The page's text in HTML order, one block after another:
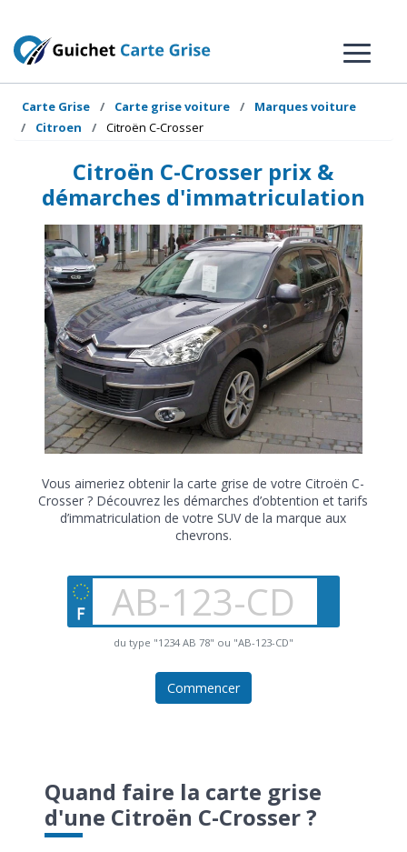
Carte Grise Carte grise voiture
Marques voiture
Citroen
Citroën C-Crosser
Citroën C-Crosser prix &
démarches d'immatriculation
Vous aimeriez obtenir la carte grise de votre Citroën C-
Crosser ? Découvrez les démarches d’obtention et tarifs
d’immatriculation de votre SUV de la marque aux
chevrons.
du type "1234 AB 78" ou "AB-123-CD"
Commencer
Quand faire la carte grise
d'une Citroën C-Crosser ?